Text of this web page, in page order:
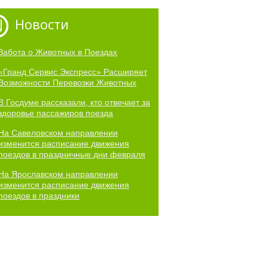
Новости
о Животных в Поездах
Сервис Экспресс» Расширяет
Перевозки Животных
Госдуме рассказали, кто отвечает за
пассажиров поезда
Савеловском направлении
расписание движения
в праздничные дни февраля
Ярославском направлении
расписание движения
в праздники